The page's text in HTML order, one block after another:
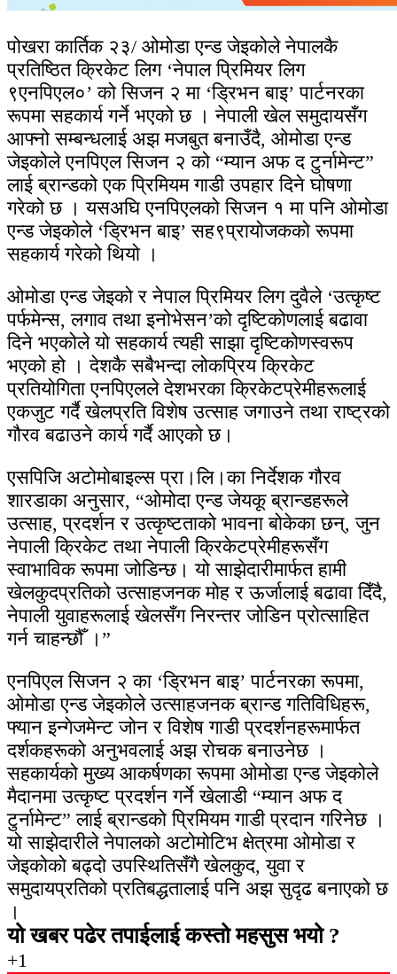
पोखरा कार्तिक २३/ ओमोडा एन्ड जेइकोले नेपालकै
प्रतिष्ठित क्रिकेट लिग ‘नेपाल प्रिमियर लिग
९एनपिएल०’ को सिजन २ मा ‘ड्रिभन बाइ’ पार्टनरका
रूपमा सहकार्य गर्ने भएको छ । नेपाली खेल समुदायसँग
आफ्नो सम्बन्धलाई अझ मजबुत बनाउँदै, ओमोडा एन्ड
जेइकोले एनपिएल सिजन २ को “म्यान अफ द टुर्नामेन्ट”
लाई ब्रान्डको एक प्रिमियम गाडी उपहार दिने घोषणा
गरेको छ । यसअघि एनपिएलको सिजन १ मा पनि ओमोडा
एन्ड जेइकोले ‘ड्रिभन बाइ’ सह९प्रायोजकको रूपमा
सहकार्य गरेको थियो ।
ओमोडा एन्ड जेइको र नेपाल प्रिमियर लिग दुवैले ‘उत्कृष्ट
पर्फमेन्स, लगाव तथा इनोभेसन’को दृष्टिकोणलाई बढावा
दिने भएकोले यो सहकार्य त्यही साझा दृष्टिकोणस्वरूप
भएको हो । देशकै सबैभन्दा लोकप्रिय क्रिकेट
प्रतियोगिता एनपिएलले देशभरका क्रिकेटप्रेमीहरूलाई
एकजुट गर्दै खेलप्रति विशेष उत्साह जगाउने तथा राष्ट्रको
गौरव बढाउने कार्य गर्दै आएको छ।
एसपिजि अटोमोबाइल्स प्रा।लि।का निर्देशक गौरव
शारडाका अनुसार, “ओमोदा एन्ड जेयकू ब्रान्डहरूले
उत्साह, प्रदर्शन र उत्कृष्टताको भावना बोकेका छन्, जुन
नेपाली क्रिकेट तथा नेपाली क्रिकेटप्रेमीहरूसँग
स्वाभाविक रूपमा जोडिन्छ। यो साझेदारीमार्फत हामी
खेलकुदप्रतिको उत्साहजनक मोह र ऊर्जालाई बढावा दिँदै,
नेपाली युवाहरूलाई खेलसँग निरन्तर जोडिन प्रोत्साहित
गर्न चाहन्छौँ ।”
एनपिएल सिजन २ का ‘ड्रिभन बाइ’ पार्टनरका रूपमा,
ओमोडा एन्ड जेइकोले उत्साहजनक ब्रान्ड गतिविधिहरू,
फ्यान इन्गेजमेन्ट जोन र विशेष गाडी प्रदर्शनहरूमार्फत
दर्शकहरूको अनुभवलाई अझ रोचक बनाउनेछ ।
सहकार्यको मुख्य आकर्षणका रूपमा ओमोडा एन्ड जेइकोले
मैदानमा उत्कृष्ट प्रदर्शन गर्ने खेलाडी “म्यान अफ द
टुर्नामेन्ट” लाई ब्रान्डको प्रिमियम गाडी प्रदान गरिनेछ ।
यो साझेदारीले नेपालको अटोमोटिभ क्षेत्रमा ओमोडा र
जेइकोको बढ्दो उपस्थितिसँगै खेलकुद, युवा र
समुदायप्रतिको प्रतिबद्धतालाई पनि अझ सुदृढ बनाएको छ
।
यो खबर पढेर तपाईलाई कस्तो महसुस भयो ?
+1